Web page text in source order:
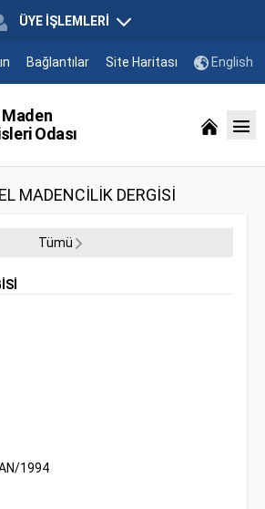
ÜYE İŞLEMLERİ
Bağlantılar Site Haritası English
Odası
MADENCİLİK DERGİSİ
Tümü
1994